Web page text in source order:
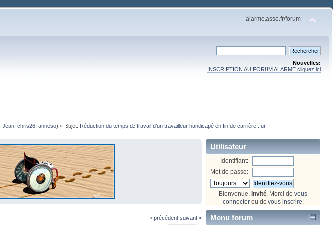
alarme.asso.fr/forum
Nouvelles:
INSCRIPTION AU FORUM ALARME cliquez ici
Jean, chris26, anneso) » Sujet: Réduction du temps de travail d’un travailleur handicapé en fin de carrière : un
« précédent suivant »
Utilisateur
Identifiant:
Mot de passe:
Bienvenue, Invité . Merci de vous
connecterou de vous inscrire
Menu forum